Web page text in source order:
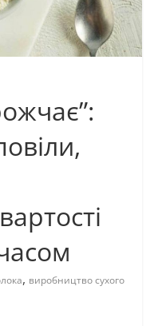
, виробництво сухого